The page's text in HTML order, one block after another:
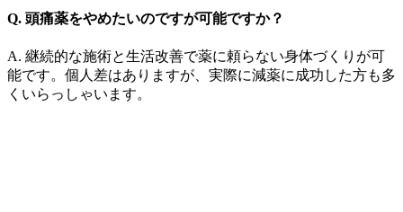
Q. 頭痛薬をやめたいのですが可能ですか？
A. 継続的な施術と生活改善で薬に頼らない身体づくりが可
能です。個人差はありますが、実際に減薬に成功した方も多
くいらっしゃいます。